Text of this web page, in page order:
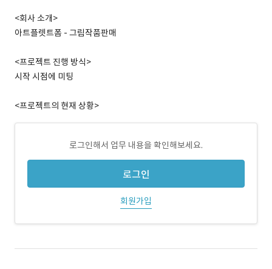
<회사 소개>
아트플렛트폼 - 그림작품판매
<프로젝트 진행 방식>
시작 시점에 미팅
<프로젝트의 현재 상황>
로그인해서 업무 내용을 확인해보세요.
로그인
회원가입